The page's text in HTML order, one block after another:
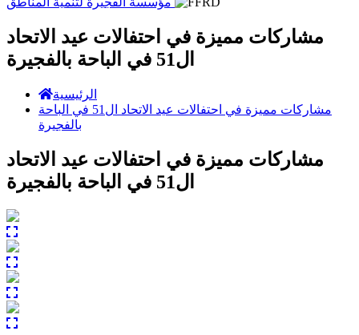
مشاركات مميزة في احتفالات عيد الاتحاد
ال51 في الباحة بالفجيرة
الرئيسية
مشاركات مميزة في احتفالات عيد الاتحاد ال51 في الباحة
بالفجيرة
مشاركات مميزة في احتفالات عيد الاتحاد
ال51 في الباحة بالفجيرة